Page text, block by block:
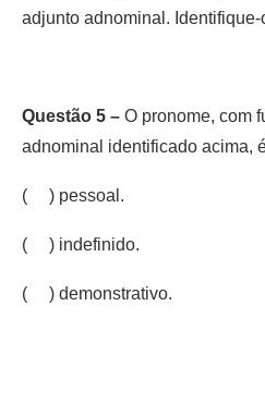
adjunto adnominal. Identifique-
Questão 5 – O pronome, com
adnominal identificado acima,
( ) pessoal.
( ) indefinido.
( ) demonstrativo.